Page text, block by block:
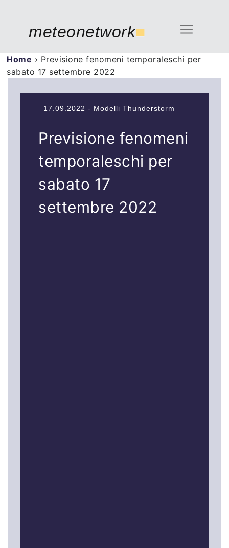
meteonetwork■
Home › Previsione fenomeni temporaleschi per
sabato 17 settembre 2022
17.09.2022 - Modelli Thunderstorm
Previsione fenomeni
temporaleschi per
sabato 17
settembre 2022